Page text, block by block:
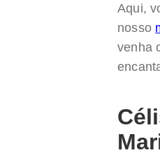
Aqui,
nosso
venha